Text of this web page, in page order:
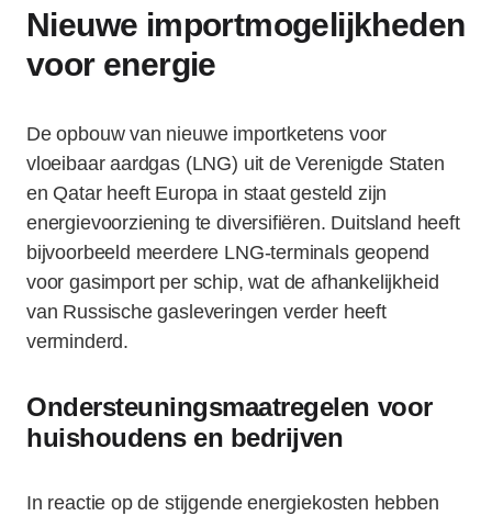
Nieuwe importmogelijkheden
voor energie
De opbouw van nieuwe importketens voor
vloeibaar aardgas (LNG) uit de Verenigde Staten
en Qatar heeft Europa in staat gesteld zijn
energievoorziening te diversifiëren. Duitsland heeft
bijvoorbeeld meerdere LNG-terminals geopend
voor gasimport per schip, wat de afhankelijkheid
van Russische gasleveringen verder heeft
verminderd.
Ondersteuningsmaatregelen voor
huishoudens en bedrijven
In reactie op de stijgende energiekosten hebben